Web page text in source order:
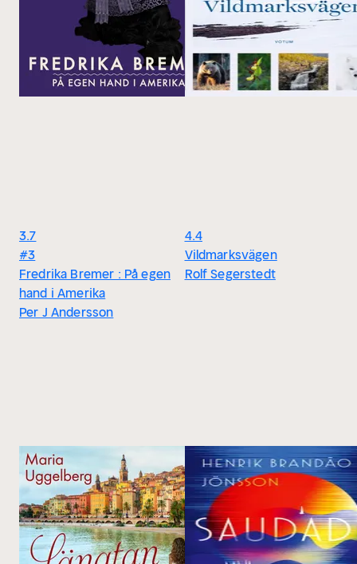
3.7
#3
Fredrika Bremer : På egen
hand i Amerika
Per J Andersson
4.4
Vildmarksvägen
Rolf Segerstedt